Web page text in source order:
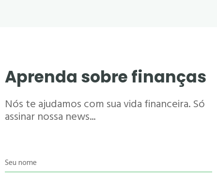
Aprenda sobre finanças
Nós te ajudamos com sua vida financeira. Só
assinar nossa news...
Seu nome